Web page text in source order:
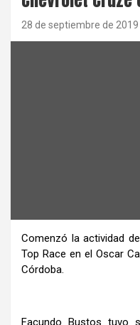
28 de septiembre de 2019
Comenzó la actividad
Top Race en el Oscar
Córdoba.
Facundo Bustos tuvo